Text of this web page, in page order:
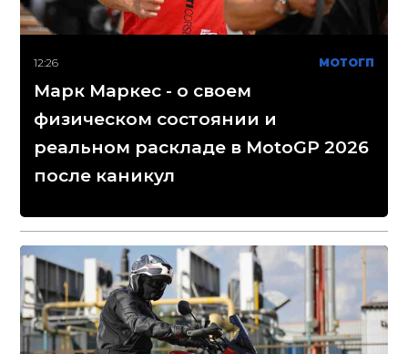
12:26 МОТОГП
Марк Маркес - о своем
физическом состоянии и
реальном раскладе в MotoGP 2026
после каникул